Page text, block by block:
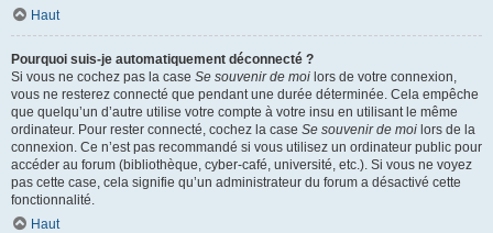
Haut
Pourquoi suis-je automatiquement déconnecté ?
Si vous ne cochez pas la case Se souvenir de moi lors de votre connexion,
vous ne resterez connecté que pendant une durée déterminée. Cela empêche
que quelqu’un d’autre utilise votre compte à votre insu en utilisant le même
ordinateur. Pour rester connecté, cochez la case Se souvenir de moi lors de la
connexion. Ce n’est pas recommandé si vous utilisez un ordinateur public pour
accéder au forum (bibliothèque, cyber-café, université, etc.). Si vous ne voyez
pas cette case, cela signifie qu’un administrateur du forum a désactivé cette
fonctionnalité.
Haut